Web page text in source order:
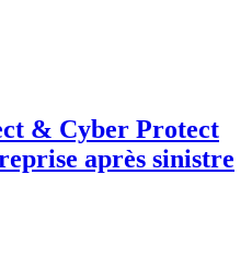
& Cyber Protect
après sinistre